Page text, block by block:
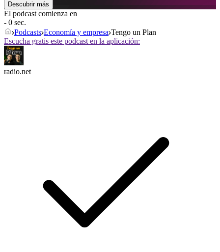
Descubrir más
El podcast comienza en
- 0 sec.
Podcasts Economía y empresa Tengo un Plan
Escucha gratis este podcast en la aplicación:
radio.net